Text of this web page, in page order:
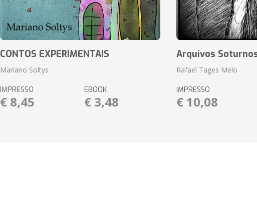
CONTOS EXPERIMENTAIS
Mariano Soltys
IMPRESSO
€ 8,45
EBOOK
€ 3,48
Arquivos
Rafael Tages Melo
IMPRESSO
€ 10,08